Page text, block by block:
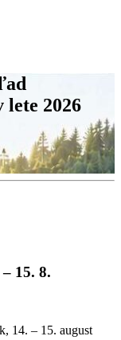
lete 2026
15. 8.
14. – 15. august